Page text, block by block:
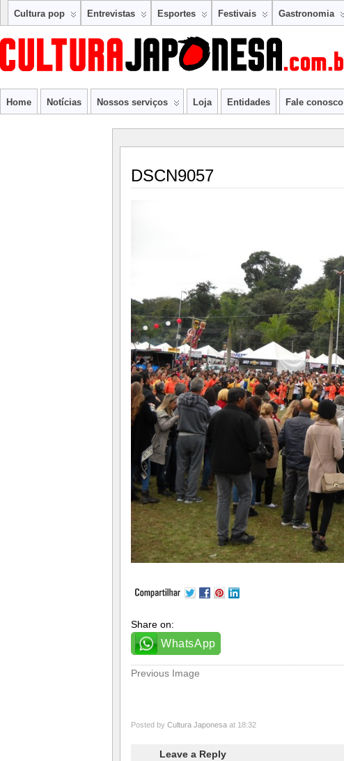
Cultura pop Entrevistas Esportes Festivais Gastronomia
Home Notícias Nossos serviços Loja Entidades Fale conosco
DSCN9057
Share on:
WhatsApp
Previous Image
Posted by Cultura Japonesa at 18:32
Leave a Reply